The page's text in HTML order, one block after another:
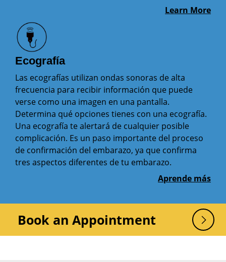
Learn More
Ecografía
Las ecografías utilizan ondas sonoras de alta
frecuencia para recibir información que puede
verse como una imagen en una pantalla.
Determina qué opciones tienes con una ecografía.
Una ecografía te alertará de cualquier posible
complicación. Es un paso importante del proceso
de confirmación del embarazo, ya que confirma
tres aspectos diferentes de tu embarazo.
Aprende más
Book an Appointment